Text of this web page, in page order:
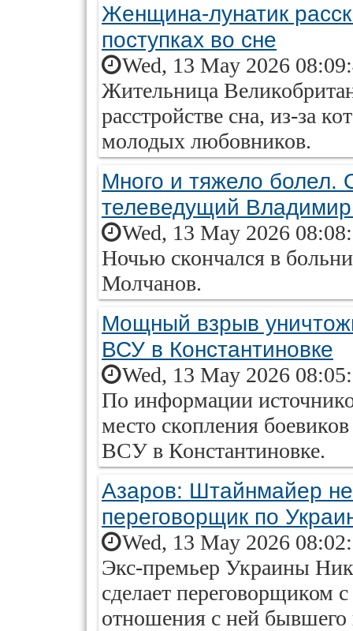
Женщина-лунатик
поступках во сне
Wed, 13 May 2026
Жительница
расстройстве сна, из-за
молодых любовников.
Много и тяжело болел.
телеведущий
Wed, 13 May 2026
Ночью скончался в
Молчанов.
Мощный взрыв
ВСУ в Константиновке
Wed, 13 May 2026
По информации
место скопления
ВСУ в Константиновке.
Азаров: Штайнмайер
переговорщик по
Wed, 13 May 2026
Экс-премьер Украины
сделает переговорщиком
отношения с ней